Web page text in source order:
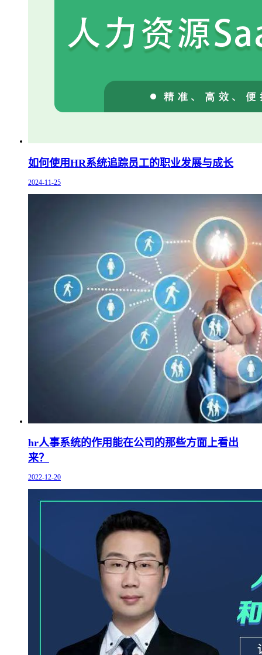
如何使用HR系统追踪员工的职业发展与成长
2024-11-25
hr人事系统的作用能在公司的那些方面上看出
来？
2022-12-20